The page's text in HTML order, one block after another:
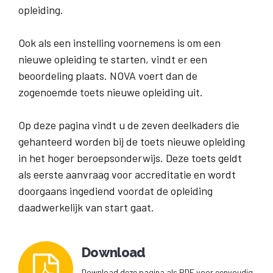
opleiding.
Ook als een instelling voornemens is om een
nieuwe opleiding te starten, vindt er een
beoordeling plaats. NOVA voert dan de
zogenoemde toets nieuwe opleiding uit.
Op deze pagina vindt u de zeven deelkaders die
gehanteerd worden bij de toets nieuwe opleiding
in het hoger beroepsonderwijs. Deze toets geldt
als eerste aanvraag voor accreditatie en wordt
doorgaans ingediend voordat de opleiding
daadwerkelijk van start gaat.
Download